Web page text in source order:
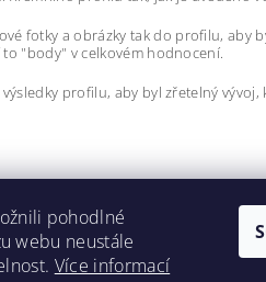
fotky a obrázky tak do profilu, aby
"body" v celkovém hodnocení.
profilu, aby byl zřetelný
Lokality
pohodlné
webu neustále
Více informací